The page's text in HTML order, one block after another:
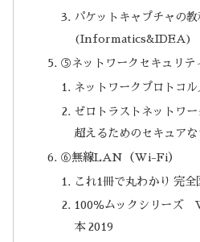
パケットキャプチャの教
(Informatics&IDEA)
⑤ネットワークセキュリテ
ネットワークプロトコル
ゼロトラストネットワ
超えるためのセキュア
⑥無線LAN（Wi-Fi）
これ1冊で丸わかり 完
100％ムックシリーズ
本 2019